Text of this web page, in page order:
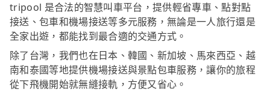
tripool 是合法的智慧叫車平台，提供輕省專車、點對點
接送、包車和機場接送等多元服務，無論是一人旅行還是
全家出遊，都能找到最合適的交通方式。
除了台灣，我們也在日本、韓國、新加坡、馬來西亞、越
南和泰國等地提供機場接送與景點包車服務，讓你的旅程
從下飛機開始就無縫接軌，方便又省心。